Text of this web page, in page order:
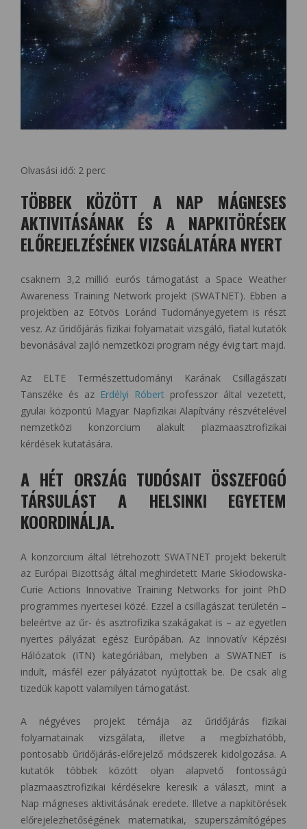
Olvasási idő: 2 perc
TÖBBEK KÖZÖTT A NAP MÁGNESES
AKTIVITÁSÁNAK ÉS A NAPKITÖRÉSEK
ELŐREJELZÉSÉNEK VIZSGÁLATÁRA NYERT
csaknem 3,2 millió eurós támogatást a Space Weather
Awareness Training Network projekt (SWATNET). Ebben a
projektben az Eötvös Loránd Tudományegyetem is részt
vesz. Az űridőjárás fizikai folyamatait vizsgáló, fiatal kutatók
bevonásával zajló nemzetközi program négy évig tart majd.
Az ELTE Természettudományi Karának Csillagászati
Tanszéke és az Erdélyi Róbert professzor által vezetett,
gyulai központú Magyar Napfizikai Alapítvány részvételével
nemzetközi konzorcium alakult plazmaasztrofizikai
kérdések kutatására.
A HÉT ORSZÁG TUDÓSAIT ÖSSZEFOGÓ
TÁRSULÁST A HELSINKI EGYETEM
KOORDINÁLJA.
A konzorcium által létrehozott SWATNET projekt bekerült
az Európai Bizottság által meghirdetett Marie Skłodowska-
Curie Actions Innovative Training Networks for joint PhD
programmes nyertesei közé. Ezzel a csillagászat területén –
beleértve az űr- és asztrofizika szakágakat is – az egyetlen
nyertes pályázat egész Európában. Az Innovatív Képzési
Hálózatok (ITN) kategóriában, melyben a SWATNET is
indult, másfél ezer pályázatot nyújtottak be. De csak alig
tizedük kapott valamilyen támogatást.
A négyéves projekt témája az űridőjárás fizikai
folyamatainak vizsgálata, illetve a megbízhatóbb,
pontosabb űridőjárás-előrejelző módszerek kidolgozása. A
kutatók többek között olyan alapvető fontosságú
plazmaasztrofizikai kérdésekre keresik a választ, mint a
Nap mágneses aktivitásának eredete. Illetve a napkitörések
előrejelezhetőségének matematikai, szuperszámítógépes